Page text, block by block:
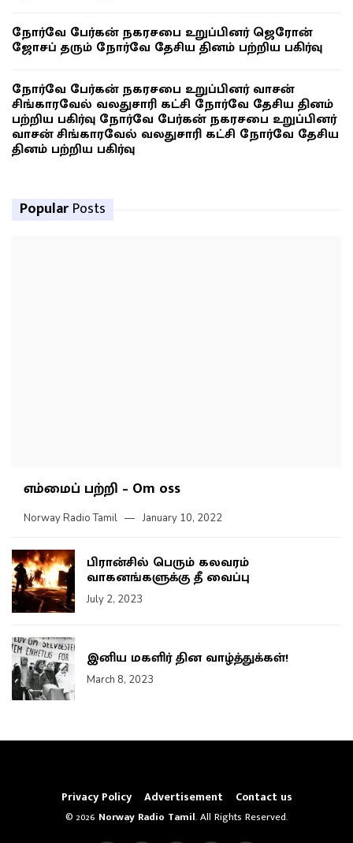
நோர்வே பேர்கன் நகரசபை உறுப்பினர் ஜெரோன்
ஜோசப் தரும் நோர்வே தேசிய தினம் பற்றிய பகிர்வு
நோர்வே பேர்கன் நகரசபை உறுப்பினர் வாசன்
சிங்காரவேல் வலதுசாரி கட்சி நோர்வே தேசிய தினம்
பற்றிய பகிர்வு நோர்வே பேர்கன் நகரசபை உறுப்பினர்
வாசன் சிங்காரவேல் வலதுசாரி கட்சி நோர்வே தேசிய
தினம் பற்றிய பகிர்வு
Popular Posts
எம்மைப் பற்றி – Om oss
Norway Radio Tamil January 10, 2022
பிரான்சில் பெரும் கலவரம்
வாகனங்களுக்கு தீ வைப்பு
July 2, 2023
இனிய மகளிர் தின வாழ்த்துக்கள்!
March 8, 2023
Privacy Policy Advertisement Contact us
© 2026 Norway Radio Tamil. All Rights Reserved.